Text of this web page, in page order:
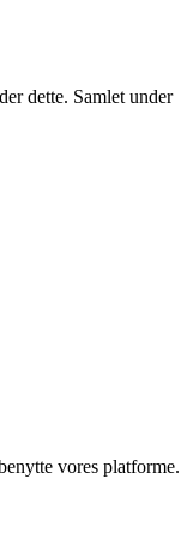
dette. Samlet under
vores platforme.